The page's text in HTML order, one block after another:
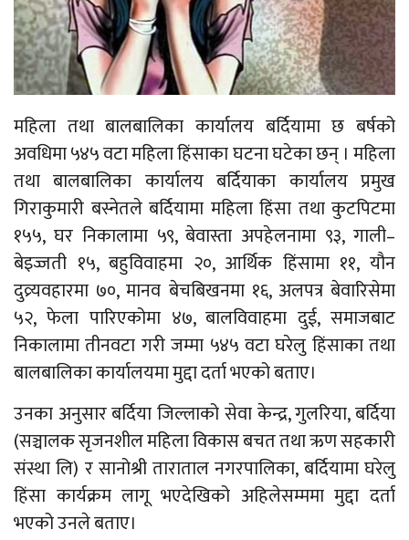
महिला तथा बालबालिका कार्यालय बर्दियामा छ बर्षको
अवधिमा ५४५ वटा महिला हिंसाका घटना घटेका छन् । महिला
तथा बालबालिका कार्यालय बर्दियाका कार्यालय प्रमुख
गिराकुमारी बस्नेतले बर्दियामा महिला हिंसा तथा कुटपिटमा
१५५, घर निकालामा ५९, बेवास्ता अपहेलनामा ९३, गाली–
बेइज्जती १५, बहुविवाहमा २०, आर्थिक हिंसामा ११, यौन
दुव्र्यवहारमा ७०, मानव बेचबिखनमा १६, अलपत्र बेवारिसेमा
५२, फेला पारिएकोमा ४७, बालविवाहमा दुई, समाजबाट
निकालामा तीनवटा गरी जम्मा ५४५ वटा घरेलु हिंसाका तथा
बालबालिका कार्यालयमा मुद्दा दर्ता भएको बताए।
उनका अनुसार बर्दिया जिल्लाको सेवा केन्द्र, गुलरिया, बर्दिया
(सञ्चालक सृजनशील महिला विकास बचत तथा ऋण सहकारी
संस्था लि) र सानोश्री ताराताल नगरपालिका, बर्दियामा घरेलु
हिंसा कार्यक्रम लागू भएदेखिको अहिलेसम्ममा मुद्दा दर्ता
भएको उनले बताए।